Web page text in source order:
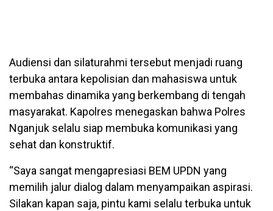
Audiensi dan silaturahmi tersebut menjadi ruang
terbuka antara kepolisian dan mahasiswa untuk
membahas dinamika yang berkembang di tengah
masyarakat. Kapolres menegaskan bahwa Polres
Nganjuk selalu siap membuka komunikasi yang
sehat dan konstruktif.
“Saya sangat mengapresiasi BEM UPDN yang
memilih jalur dialog dalam menyampaikan aspirasi.
Silakan kapan saja, pintu kami selalu terbuka untuk